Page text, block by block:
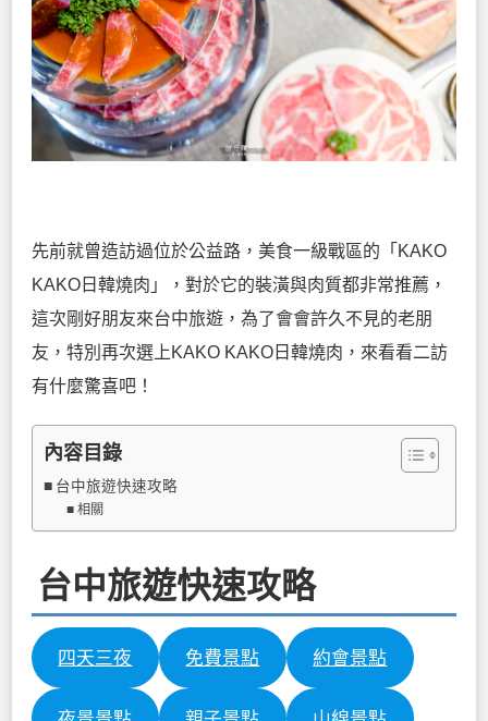
先前就曾造訪過位於公益路，美食一級戰區的「KAKO
KAKO日韓燒肉」，對於它的裝潢與肉質都非常推薦，
這次剛好朋友來台中旅遊，為了會會許久不見的老朋
友，特別再次選上KAKO KAKO日韓燒肉，來看看二訪
有什麼驚喜吧！
內容目錄
台中旅遊快速攻略
相關
台中旅遊快速攻略
四天三夜 免費景點 約會景點